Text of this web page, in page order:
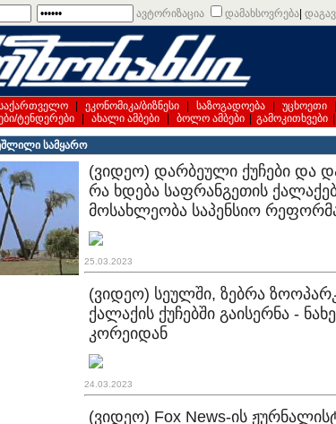
ავტორიზაცია დამახსოვრება
ეკონომიკა/ბიზნესი საზოგადოება უცხოეთი
ტენდერები
ახალი ამბები ბოლო ამბები გამოკითხვები
სამყარო
(ვიდეო) დარბეული ქუჩები და
რა ხდება საფრანგეთის
მოსახლეობა საპენსიო
25.03.2023
(ვიდეო) სეულში, ზებრა
ქალაქის ქუჩებში გაისერნა -
კორეიდან
24.03.2023
(ვიდეო) Fox News-ის